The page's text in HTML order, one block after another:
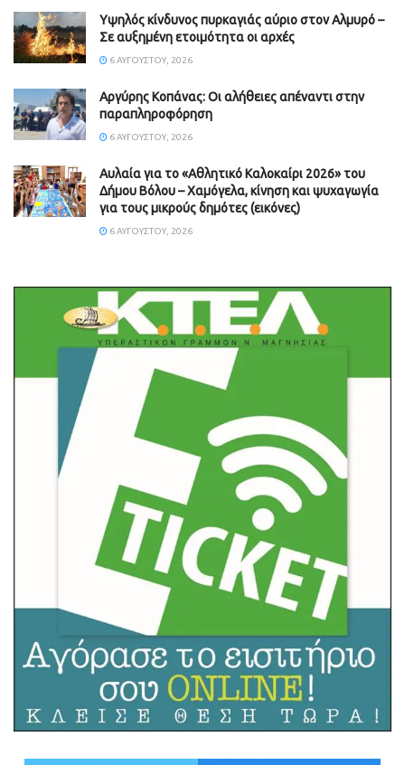
Υψηλός κίνδυνος πυρκαγιάς αύριο στον Αλμυρό –
Σε αυξημένη ετοιμότητα οι αρχές
6 ΑΥΓΟΎΣΤΟΥ, 2026
Aργύρης Κοπάνας: Οι αλήθειες απέναντι στην
παραπληροφόρηση
6 ΑΥΓΟΎΣΤΟΥ, 2026
Αυλαία για το «Αθλητικό Καλοκαίρι 2026» του
Δήμου Βόλου – Χαμόγελα, κίνηση και ψυχαγωγία
για τους μικρούς δημότες (εικόνες)
6 ΑΥΓΟΎΣΤΟΥ, 2026